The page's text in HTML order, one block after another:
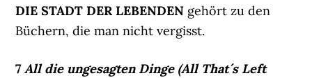
DIE STADT DER LEBENDEN gehört zu den
Büchern, die man nicht vergisst.
7 All die ungesagten Dinge (All That´s Left